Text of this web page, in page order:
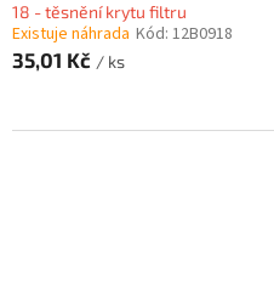
18 - těsnění krytu filtru
Existuje náhrada Kód: 12B0918
35,01 Kč / ks